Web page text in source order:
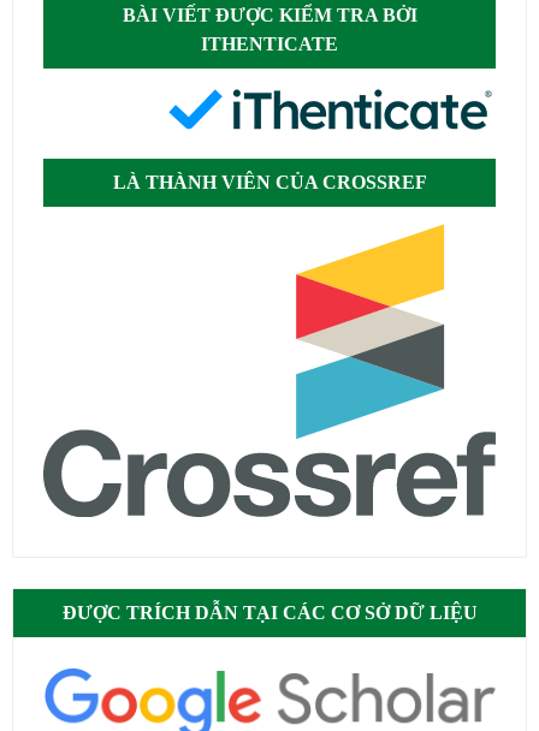
BÀI VIẾT ĐƯỢC KIỂM TRA BỞI
ITHENTICATE
LÀ THÀNH VIÊN CỦA CROSSREF
ĐƯỢC TRÍCH DẪN TẠI CÁC CƠ SỞ DỮ LIỆU